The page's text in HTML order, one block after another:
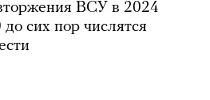
ВСУ в 2024
сих пор числятся